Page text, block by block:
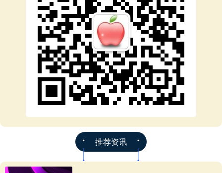
推荐资讯